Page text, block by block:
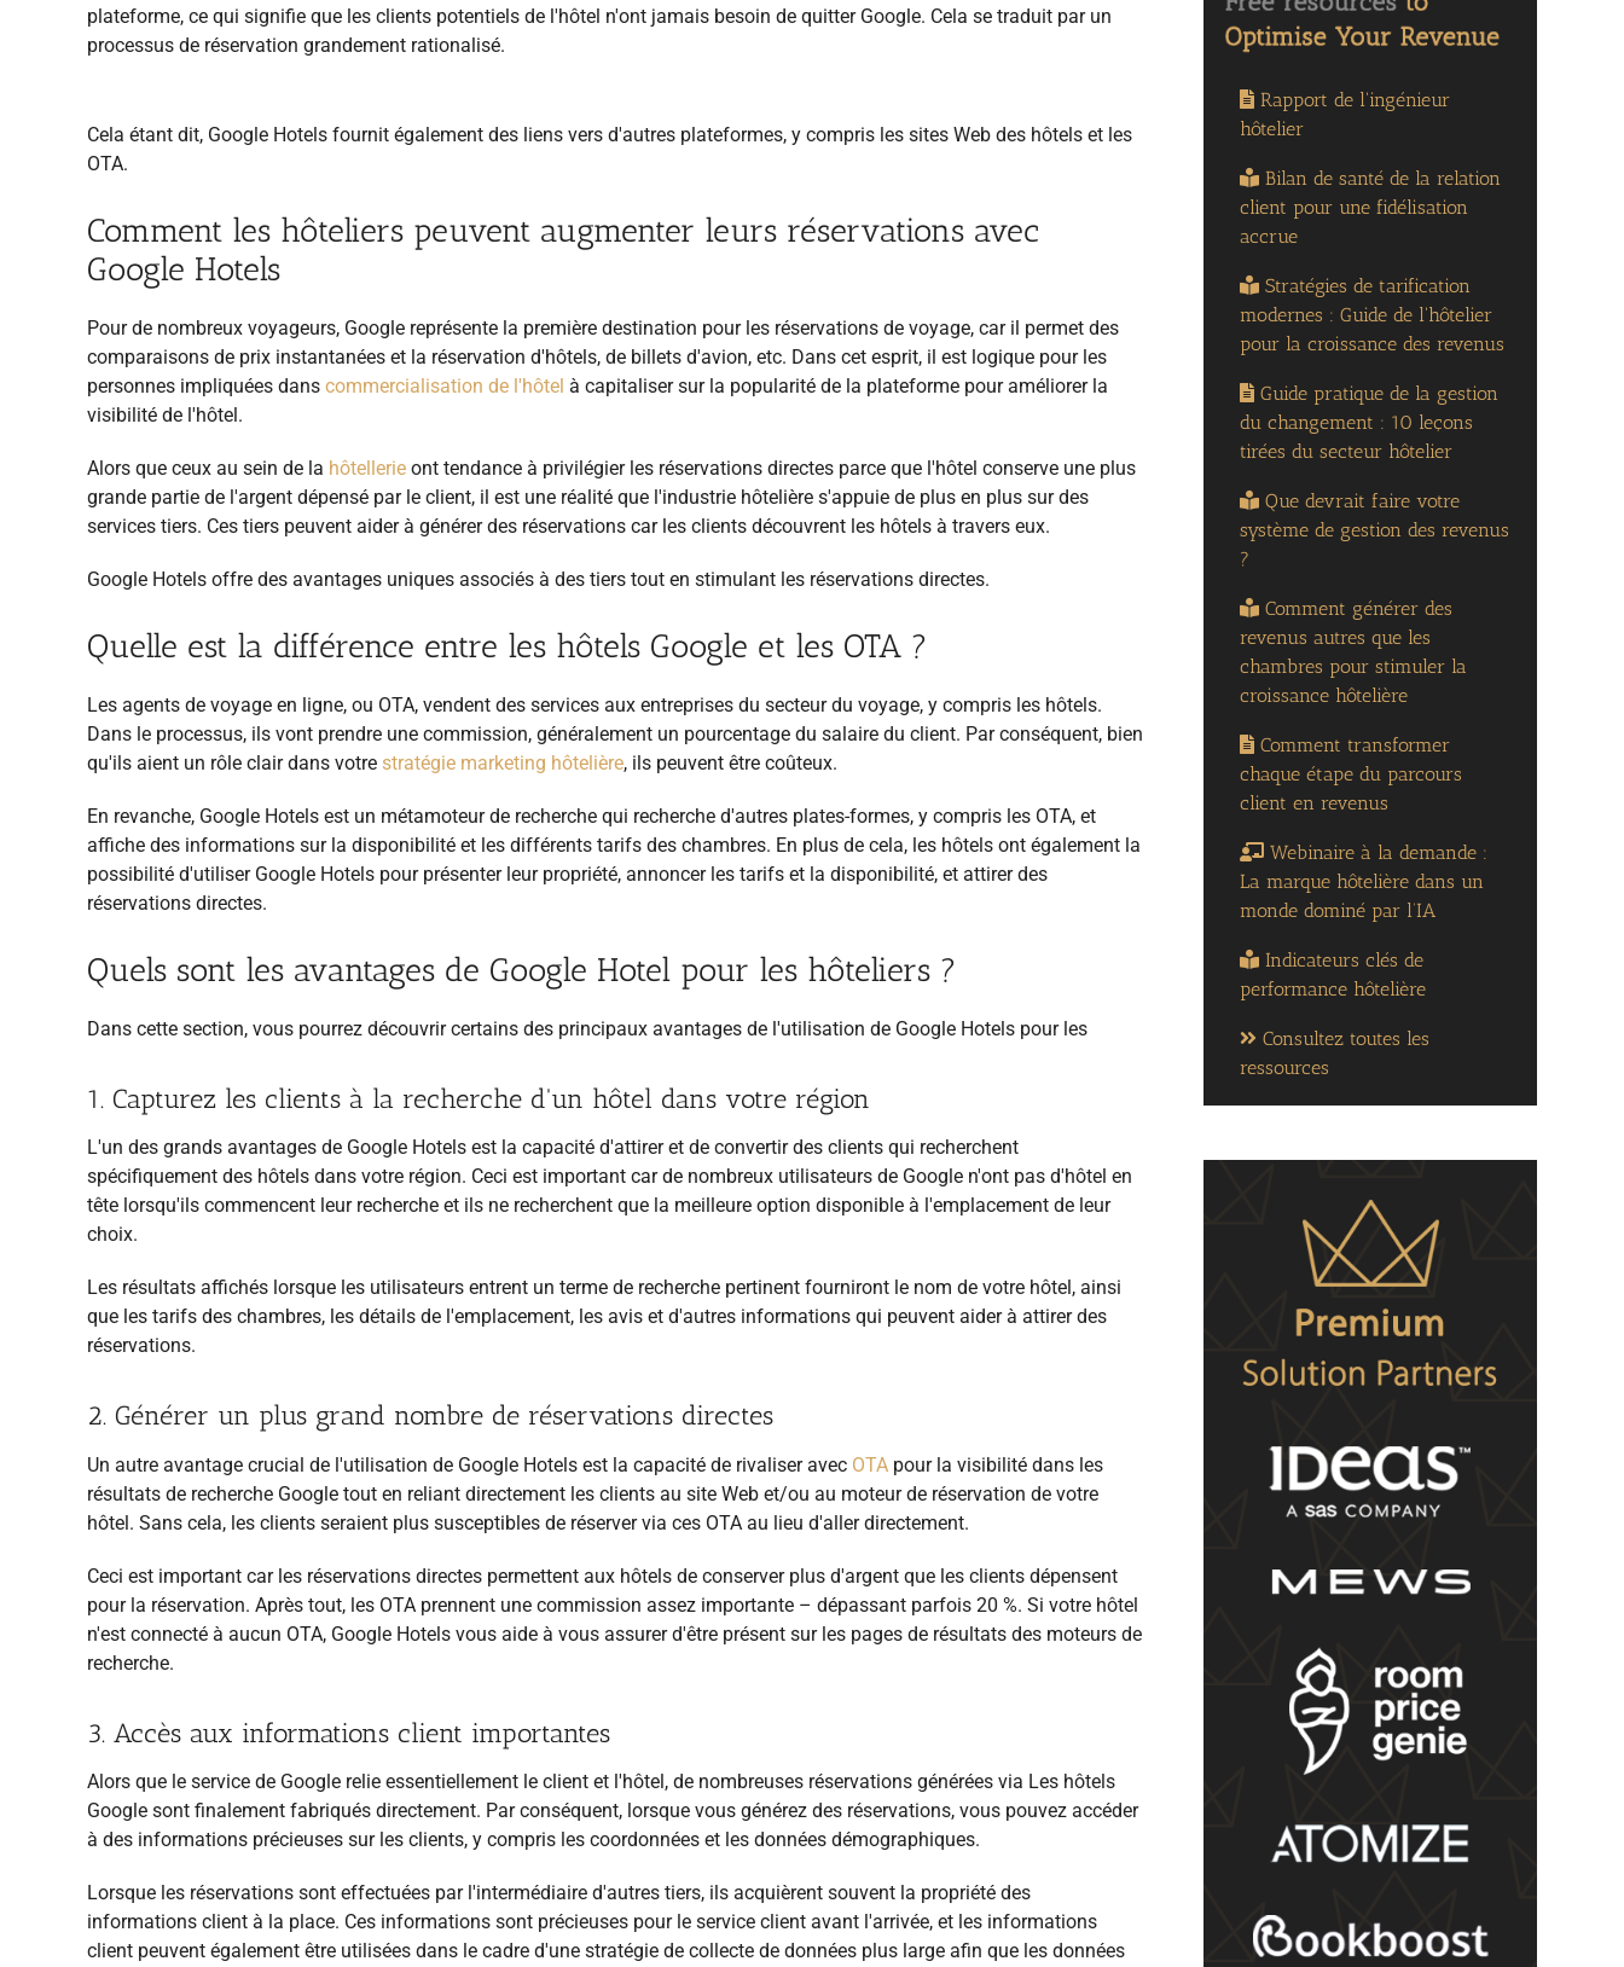
plateforme, ce qui signifie que les clients potentiels de l'hôtel n'ont jamais besoin de quitter Google. Cela se traduit par un
processus de réservation grandement rationalisé.
Cela étant dit, Google Hotels fournit également des liens vers d'autres plateformes, y compris les sites Web des hôtels et les
OTA.
Comment les hôteliers peuvent augmenter leurs réservations avec
Google Hotels
Pour de nombreux voyageurs, Google représente la première destination pour les réservations de voyage, car il permet des
comparaisons de prix instantanées et la réservation d'hôtels, de billets d'avion, etc. Dans cet esprit, il est logique pour les
personnes impliquées dans commercialisation de l'hôtel à capitaliser sur la popularité de la plateforme pour améliorer la
visibilité de l'hôtel.
Alors que ceux au sein de la hôtellerie ont tendance à privilégier les réservations directes parce que l'hôtel conserve une plus
grande partie de l'argent dépensé par le client, il est une réalité que l'industrie hôtelière s'appuie de plus en plus sur des
services tiers. Ces tiers peuvent aider à générer des réservations car les clients découvrent les hôtels à travers eux.
Google Hotels offre des avantages uniques associés à des tiers tout en stimulant les réservations directes.
Quelle est la différence entre les hôtels Google et les OTA ?
Les agents de voyage en ligne, ou OTA, vendent des services aux entreprises du secteur du voyage, y compris les hôtels.
Dans le processus, ils vont prendre une commission, généralement un pourcentage du salaire du client. Par conséquent, bien
qu'ils aient un rôle clair dans votre stratégie marketing hôtelière, ils peuvent être coûteux.
En revanche, Google Hotels est un métamoteur de recherche qui recherche d'autres plates-formes, y compris les OTA, et
affiche des informations sur la disponibilité et les différents tarifs des chambres. En plus de cela, les hôtels ont également la
possibilité d'utiliser Google Hotels pour présenter leur propriété, annoncer les tarifs et la disponibilité, et attirer des
réservations directes.
Quels sont les avantages de Google Hotel pour les hôteliers ?
Dans cette section, vous pourrez découvrir certains des principaux avantages de l'utilisation de Google Hotels pour les
1. Capturez les clients à la recherche d'un hôtel dans votre région
L'un des grands avantages de Google Hotels est la capacité d'attirer et de convertir des clients qui recherchent
spécifiquement des hôtels dans votre région. Ceci est important car de nombreux utilisateurs de Google n'ont pas d'hôtel en
tête lorsqu'ils commencent leur recherche et ils ne recherchent que la meilleure option disponible à l'emplacement de leur
choix.
Les résultats affichés lorsque les utilisateurs entrent un terme de recherche pertinent fourniront le nom de votre hôtel, ainsi
que les tarifs des chambres, les détails de l'emplacement, les avis et d'autres informations qui peuvent aider à attirer des
réservations.
2. Générer un plus grand nombre de réservations directes
Un autre avantage crucial de l'utilisation de Google Hotels est la capacité de rivaliser avec OTA pour la visibilité dans les
résultats de recherche Google tout en reliant directement les clients au site Web et/ou au moteur de réservation de votre
hôtel. Sans cela, les clients seraient plus susceptibles de réserver via ces OTA au lieu d'aller directement.
Ceci est important car les réservations directes permettent aux hôtels de conserver plus d'argent que les clients dépensent
pour la réservation. Après tout, les OTA prennent une commission assez importante – dépassant parfois 20 %. Si votre hôtel
n'est connecté à aucun OTA, Google Hotels vous aide à vous assurer d'être présent sur les pages de résultats des moteurs de
recherche.
3. Accès aux informations client importantes
Alors que le service de Google relie essentiellement le client et l'hôtel, de nombreuses réservations générées via Les hôtels
Google sont finalement fabriqués directement. Par conséquent, lorsque vous générez des réservations, vous pouvez accéder
à des informations précieuses sur les clients, y compris les coordonnées et les données démographiques.
Lorsque les réservations sont effectuées par l'intermédiaire d'autres tiers, ils acquièrent souvent la propriété des
informations client à la place. Ces informations sont précieuses pour le service client avant l'arrivée, et les informations
client peuvent également être utilisées dans le cadre d'une stratégie de collecte de données plus large afin que les données
Rapport de l'ingénieur
hôtelier
Bilan de santé de la relation
client pour une fidélisation
accrue
Stratégies de tarification
modernes : Guide de l'hôtelier
pour la croissance des revenus
Guide pratique de la gestion
du changement : 10 leçons
tirées du secteur hôtelier
Que devrait faire votre
système de gestion des revenus
?
Comment générer des
revenus autres que les
chambres pour stimuler la
croissance hôtelière
Comment transformer
chaque étape du parcours
client en revenus
Webinaire à la demande :
La marque hôtelière dans un
monde dominé par l’IA
Indicateurs clés de
performance hôtelière
Consultez toutes les
ressources